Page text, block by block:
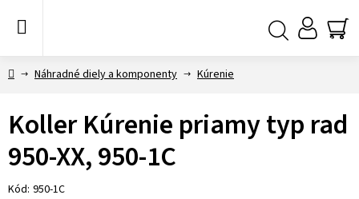
DomovNáhradné diely a komponenty Kúrenie
Koller Kúrenie priamy typ rad
950-XX, 950-1C
Kód: 950-1C